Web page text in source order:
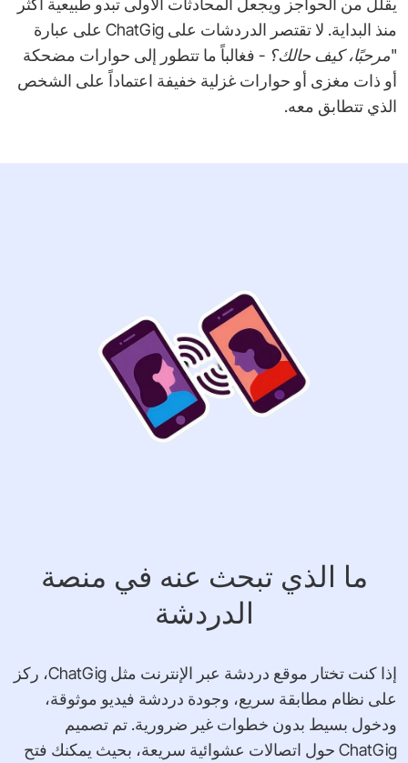
يقلل من الحواجز ويجعل المحادثات الأولى تبدو طبيعية أكثر
منذ البداية. لا تقتصر الدردشات على ChatGig على عبارة
"مرحبًا، كيف حالك؟ - فغالباً ما تتطور إلى حوارات مضحكة
أو ذات مغزى أو حوارات غزلية خفيفة اعتماداً على الشخص
الذي تتطابق معه.
ما الذي تبحث عنه في منصة
الدردشة
إذا كنت تختار موقع دردشة عبر الإنترنت مثل ChatGig، ركز
على نظام مطابقة سريع، وجودة دردشة فيديو موثوقة،
ودخول بسيط بدون خطوات غير ضرورية. تم تصميم
ChatGig حول اتصالات عشوائية سريعة، بحيث يمكنك فتح